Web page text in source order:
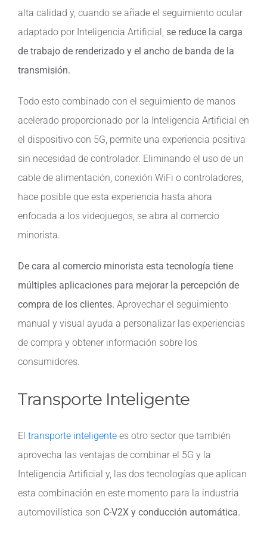
alta calidad y, cuando se añade el seguimiento ocular
adaptado por Inteligencia Artificial, se reduce la carga
de trabajo de renderizado y el ancho de banda de la
transmisión.
Todo esto combinado con el seguimiento de manos
acelerado proporcionado por la Inteligencia Artificial en
el dispositivo con 5G, permite una experiencia positiva
sin necesidad de controlador. Eliminando el uso de un
cable de alimentación, conexión WiFi o controladores,
hace posible que esta experiencia hasta ahora
enfocada a los videojuegos, se abra al comercio
minorista.
De cara al comercio minorista esta tecnología tiene
múltiples aplicaciones para mejorar la percepción de
compra de los clientes. Aprovechar el seguimiento
manual y visual ayuda a personalizar las experiencias
de compra y obtener información sobre los
consumidores.
Transporte Inteligente
El transporte inteligente es otro sector que también
aprovecha las ventajas de combinar el 5G y la
Inteligencia Artificial y, las dos tecnologías que aplican
esta combinación en este momento para la industria
automovilística son C-V2X y conducción automática.